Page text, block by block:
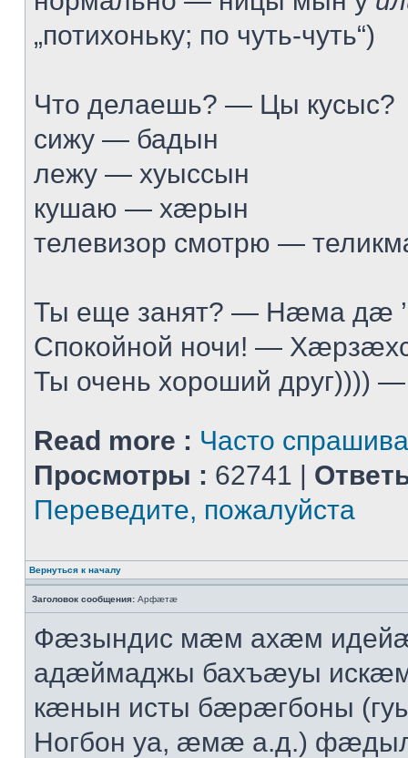
„потихоньку; по чуть-чуть“)
Что делаешь? — Цы кусыс?
сижу — бадын
лежу — хуыссын
кушаю — хæрын
телевизор смотрю —
Ты еще занят? — Нæма дæ
Спокойной ночи! —
Ты очень хороший
Read more : Часто
Просмотры : 62741 |
Переведите, пожалуйста
Вернуться к началу
Заголовок сообщения: Арфæтæ
Фæзындис мæм ахæм
адæймаджы бахъæуы
кæнын исты бæрæгбоны
Ногбон уа, æмæ а.д.)